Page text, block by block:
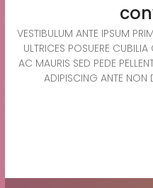
VESTIBULUM ANTE IPSUM
ULTRICES POSUERE
AC MAURIS SED PEDE
ADIPISCING ANTE NON